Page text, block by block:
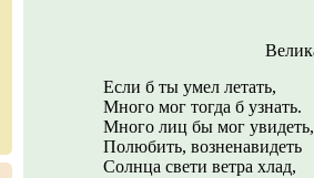
Если б ты умел летать,
Много мог тогда б узнать.
Много лиц бы мог увидеть,
Полюбить, возненавидеть
Солнца свети ветра хлад,